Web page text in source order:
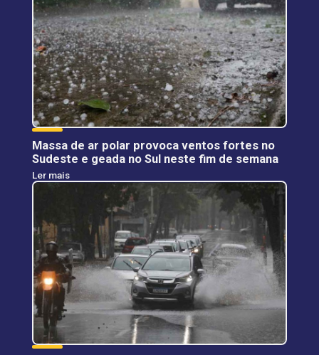
Massa de ar polar provoca ventos fortes no
Sudeste e geada no Sul neste fim de semana
Ler mais